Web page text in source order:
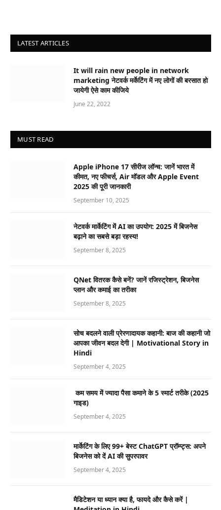
LATEST ARTICLES
It will rain new people in network
marketing नेटवर्क मर्केटिंग में नए लोगों की बरसात हो
जायेगी ऐसे काम कीजिये
June 22, 2022
MUST READ
Apple iPhone 17 सीरीज लॉन्च: जानें भारत में
कीमत, नए फीचर्स, Air मॉडल और Apple Event
2025 की पूरी जानकारी
September 10, 2025
नेटवर्क मार्केटिंग में AI का उपयोग: 2025 में बिजनेस
बढ़ाने का सबसे बड़ा रहस्य!
September 8, 2025
QNet वितरक कैसे बनें? जानें रजिस्ट्रेशन, बिजनेस
प्लान और कमाई का तरीका
September 8, 2025
सोच बदलने वाली प्रेरणादायक कहानी: बाज की कहानी जो
आपका जीवन बदल देगी | Motivational Story in
Hindi
September 4, 2025
कम समय में ज्यादा पैसा कमाने के 5 स्मार्ट तरीके (2025
गाइड)
September 4, 2025
मार्केटिंग के लिए 99+ बेस्ट ChatGPT प्रॉम्प्ट्स: अपने
बिजनेस को दें AI की सुपरपावर
September 4, 2025
मैडिटेशन या ध्यान क्या है, फायदे और कैसे करें |